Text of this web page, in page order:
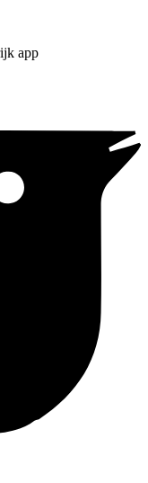
app